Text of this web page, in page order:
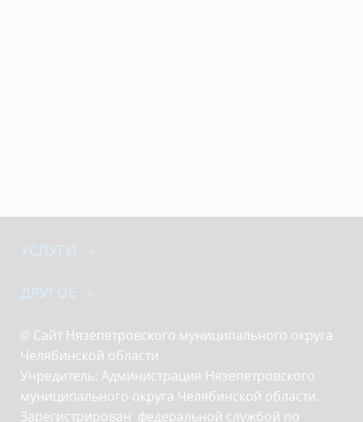
УСЛУГИ
ДРУГОЕ
© Сайт Нязепетровского муниципального округа
Челябинской области
Учредитель: Администрация Нязепетровского
муниципального округа Челябинской области.
Зарегистрирован федеральной службой по